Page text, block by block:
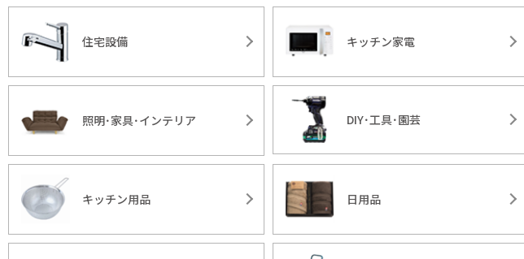
住宅設備 キッチン家電
照明･家具･インテリア DIY･工具･園芸
キッチン用品 日用品